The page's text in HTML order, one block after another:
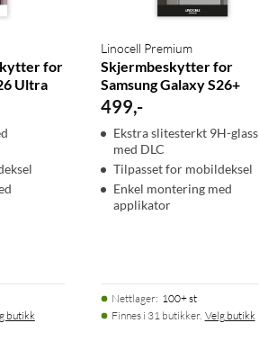
for
Ultra
butikk
Linocell Premium
Skjermbeskytter for
Samsung Galaxy S26+
499,-
Ekstra slitesterkt 9H-glass
med DLC
Tilpasset for mobildeksel
Enkel montering med
applikator
Nettlager: 100+ st
Finnes i 31 butikker. Velg butikk